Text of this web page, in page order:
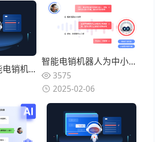
AI浪潮下，智能电销机器人如何重塑客户沟通模式？
智能电销机器人为中小企业赋能，打破销售增长瓶颈！
3575
2025-02-06